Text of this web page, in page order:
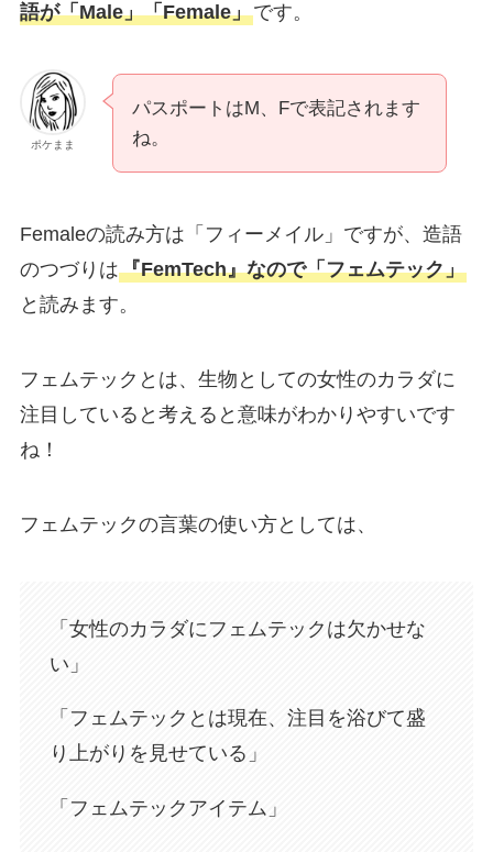
語が「Male」「Female」です。
ポケまま
パスポートはM、Fで表記されます
ね。
Femaleの読み方は「フィーメイル」ですが、造語
のつづりは『FemTech』なので「フェムテック」
と読みます。
フェムテックとは、生物としての女性のカラダに
注目していると考えると意味がわかりやすいです
ね！
フェムテックの言葉の使い方としては、
「女性のカラダにフェムテックは欠かせな
い」
「フェムテックとは現在、注目を浴びて盛
り上がりを見せている」
「フェムテックアイテム」